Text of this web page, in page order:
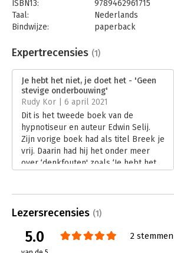
ISBN13:
9789462961715
Taal:
Nederlands
Bindwijze:
paperback
Uitgever:
AnderZ
Verschijningsdatum:
Hoofdrubriek: Psychologie
Expertrecensies (1)
Je hebt het niet, je doet het - 'Geen
stevige onderbouwing'
Rudy Kor | 6 april 2021
Dit is het tweede boek van de
hypnotiseur en auteur Edwin Selij.
Zijn vorige boek had als titel Breek je
vrij. Daarin had hij het onder meer
over ‘denkfouten' zoals ‘Je hebt het
Lezersrecensies (1)
5.0 2 stemmen